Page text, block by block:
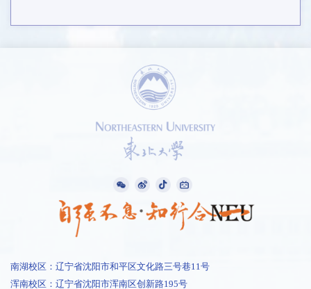
南湖校区：辽宁省沈阳市和平区文化路三号巷11号
浑南校区：辽宁省沈阳市浑南区创新路195号